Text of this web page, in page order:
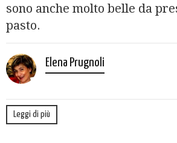
sono anche molto belle da
pasto.
Elena Prugnoli
Leggi di più